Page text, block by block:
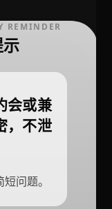
REMINDER
会或兼
，不泄
问题。